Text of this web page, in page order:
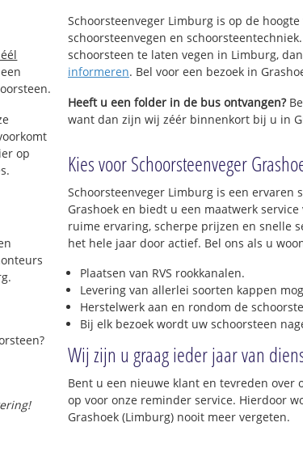
op
Schoorsteenveger Limburg is op de
schoorsteenvegen en
schoorsteen te laten vegen in Limburg,
informeren. Bel voor een bezoek in
Heeft u een folder in de bus ontvangen?
want dan zijn wij zéér binnenkort bij u in
Kies voor Schoorsteenveger
Schoorsteenveger Limburg is een ervaren
Grashoek en biedt u een maatwerk
ruime ervaring, scherpe prijzen en snelle
het hele jaar door actief. Bel ons als u
Plaatsen van RVS rookkanalen.
Levering van allerlei soorten kappen
Herstelwerk aan en rondom de
Bij elk bezoek wordt uw schoorsteen
Wij zijn u graag ieder jaar van
Bent u een nieuwe klant en tevreden over
op voor onze reminder service. Hierdoor
Grashoek (Limburg) nooit meer vergeten.